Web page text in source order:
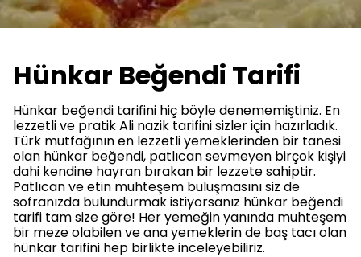
Hünkar Beğendi Tarifi
Hünkar beğendi tarifini hiç böyle denememiştiniz. En
lezzetli ve pratik Ali nazik tarifini sizler için hazırladık.
Türk mutfağının en lezzetli yemeklerinden bir tanesi
olan hünkar beğendi, patlıcan sevmeyen birçok kişiyi
dahi kendine hayran bırakan bir lezzete sahiptir.
Patlıcan ve etin muhteşem buluşmasını siz de
sofranızda bulundurmak istiyorsanız hünkar beğendi
tarifi tam size göre! Her yemeğin yanında muhteşem
bir meze olabilen ve ana yemeklerin de baş tacı olan
hünkar tarifini hep birlikte inceleyebiliriz.